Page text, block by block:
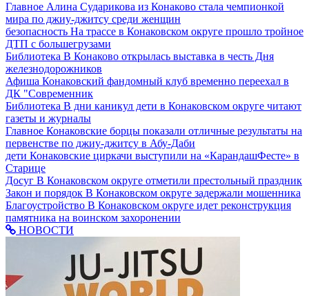
Главное Алина Сударикова из Конаково стала чемпионкой
мира по джиу-джитсу среди женщин
безопасность На трассе в Конаковском округе прошло тройное
ДТП с большегрузами
Библиотека В Конаково открылась выставка в честь Дня
железнодорожников
Афиша Конаковский фандомный клуб временно переехал в
ДК "Современник
Библиотека В дни каникул дети в Конаковском округе читают
газеты и журналы
Главное Конаковские борцы показали отличные результаты на
первенстве по джиу-джитсу в Абу-Даби
дети Конаковские циркачи выступили на «КарандашФесте» в
Старице
Досуг В Конаковском округе отметили престольный праздник
Закон и порядок В Конаковском округе задержали мошенника
Благоустройство В Конаковском округе идет реконструкция
памятника на воинском захоронении
НОВОСТИ